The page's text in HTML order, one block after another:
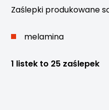
Zaślepki produkowane
melamina
1 listek to 25 zaślepek